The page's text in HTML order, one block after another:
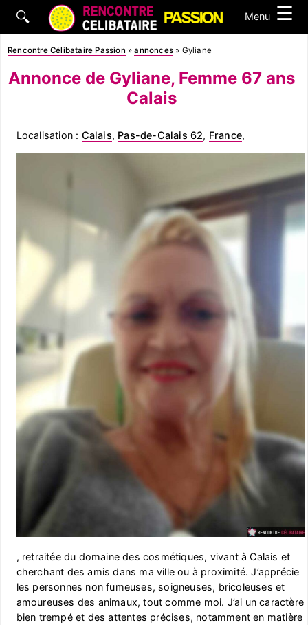
🔍 Menu ☰
Rencontre Célibataire Passion »annonces » Gyliane
Annonce de Gyliane, Femme 67 ans
Calais
Localisation : Calais, Pas-de-Calais 62, France,
, retraitée du domaine des cosmétiques, vivant à Calais et
cherchant des amis dans ma ville ou à proximité. J’apprécie
les personnes non fumeuses, soigneuses, bricoleuses et
amoureuses des animaux, tout comme moi. J’ai un caractère
bien trempé et des attentes précises, notamment en matière